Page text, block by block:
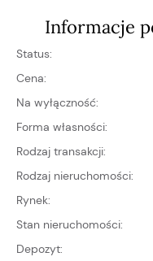
Informacje
Status:
Cena:
Na wyłączność:
Forma własności:
Rodzaj transakcji:
Rodzaj nieruchomości:
Rynek:
Stan nieruchomości:
Depozyt: